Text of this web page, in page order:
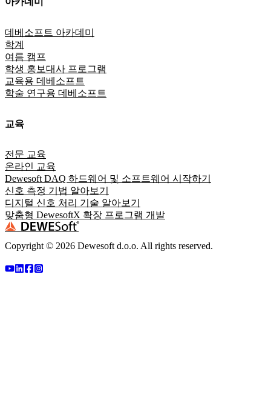
데베소프트 아카데미
학계
여름 캠프
학생 홍보대사 프로그램
교육용 데베소프트
학술 연구용 데베소프트
교육
전문 교육
온라인 교육
Dewesoft DAQ 하드웨어 및 소프트웨어 시작하기
신호 측정 기법 알아보기
디지털 신호 처리 기술 알아보기
맞춤형 DewesoftX 확장 프로그램 개발
Copyright © 2026 Dewesoft d.o.o. All rights reserved.